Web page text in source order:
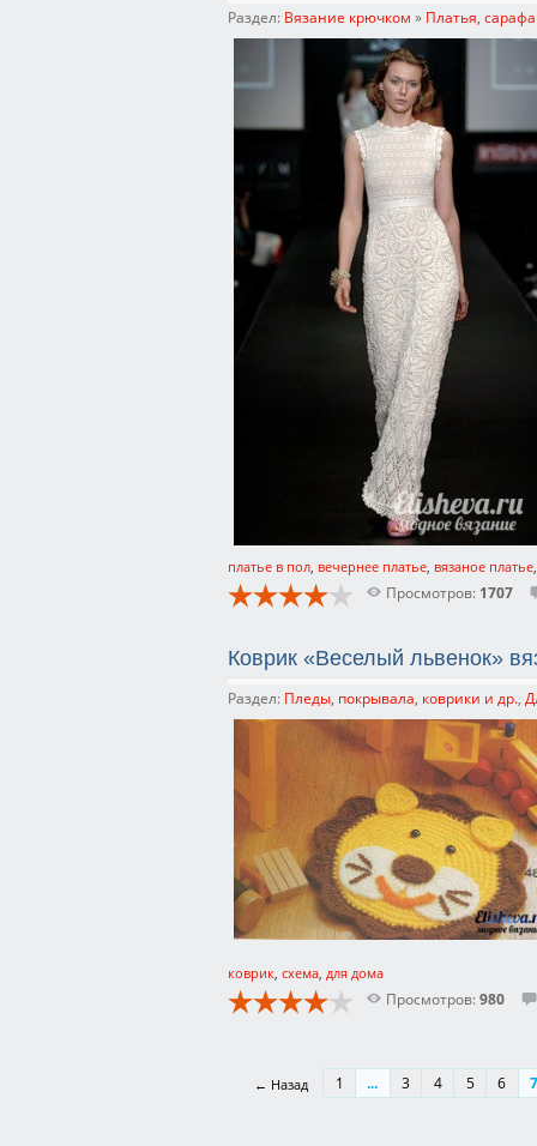
Раздел: Вязание крючком » Платья,
платье в пол вечернее платье вязаное платье
Просмотров: 1707
Коврик «Веселый львенок»
Раздел: Пледы, покрывала, коврики и др.
коврик, схема, для дома
Просмотров:980
← Назад 1 ... 3 4 5 6 7